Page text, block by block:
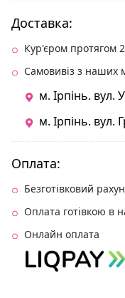
Доставка:
Кур'єром протягом
Самовивіз з наших
м. Ірпінь. вул.
м. Ірпінь. вул.
Оплата:
Безготівковий
Оплата готівкою в
Онлайн оплата